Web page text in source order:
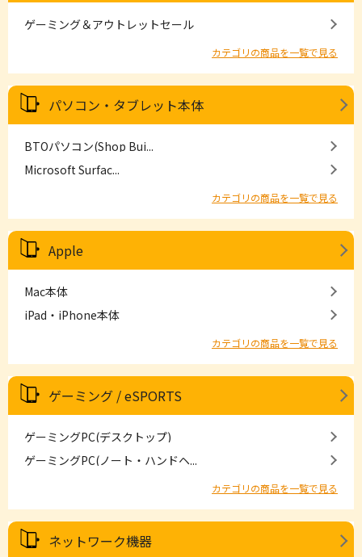
ゲーミング＆アウトレットセール
カテゴリの商品を一覧で見る
パソコン・タブレット本体
BTOパソコン(Shop Bui...
Microsoft Surfac...
カテゴリの商品を一覧で見る
Apple
Mac本体
iPad・iPhone本体
カテゴリの商品を一覧で見る
ゲーミング / eSPORTS
ゲーミングPC(デスクトップ)
ゲーミングPC(ノート・ハンドヘ...
カテゴリの商品を一覧で見る
ネットワーク機器